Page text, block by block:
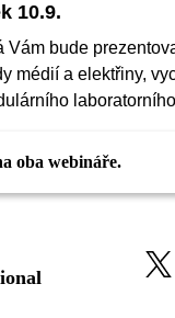
10.9.
Vám bude
médií a elektřiny,
oba webináře.